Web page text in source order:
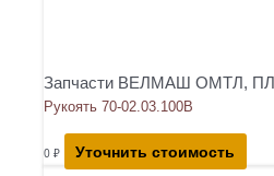
Запчасти ВЕЛМАШ ОМТЛ, ПЛ
Рукоять 70-02.03.100В
0 ₽ Уточнить стоимость